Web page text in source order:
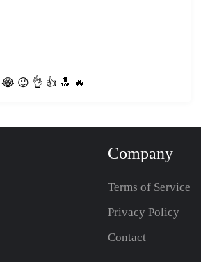
😂 😉 👌 👍 🔝 🔥
Company
Terms of Service
Privacy Policy
Contact